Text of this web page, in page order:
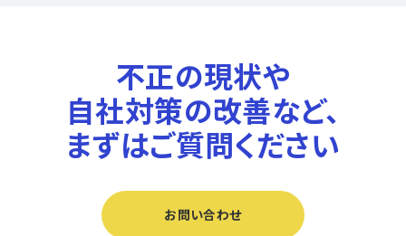
不正の現状や
自社対策の改善など、
まずはご質問ください
お問い合わせ